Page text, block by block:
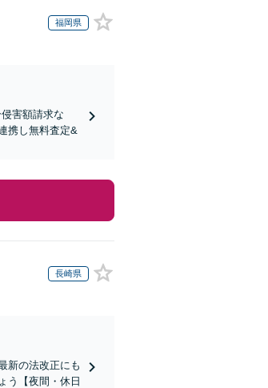
福岡県
害額請求な
携し無料査定&
長崎県
新の法改正にも
う【夜間・休日